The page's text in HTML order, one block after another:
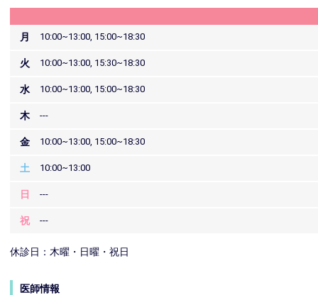
月 10:00~13:00, 15:00~18:30
火 10:00~13:00, 15:30~18:30
水 10:00~13:00, 15:00~18:30
木 ---
金 10:00~13:00, 15:00~18:30
土 10:00~13:00
日 ---
祝 ---
休診日：木曜・日曜・祝日
医師情報